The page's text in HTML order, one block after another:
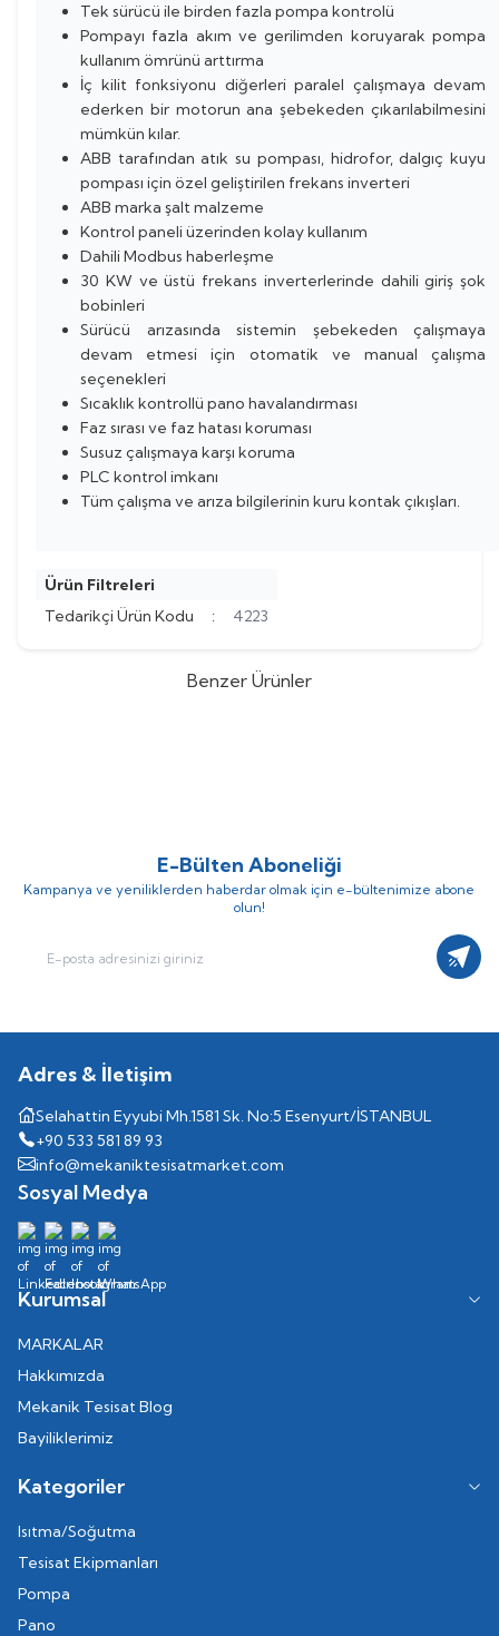
Tek sürücü ile birden fazla pompa kontrolü
Pompayı fazla akım ve gerilimden koruyarak pompa
kullanım ömrünü arttırma
İç kilit fonksiyonu diğerleri paralel çalışmaya devam
ederken bir motorun ana şebekeden çıkarılabilmesini
mümkün kılar.
ABB tarafından atık su pompası, hidrofor, dalgıç kuyu
pompası için özel geliştirilen frekans inverteri
ABB marka şalt malzeme
Kontrol paneli üzerinden kolay kullanım
Dahili Modbus haberleşme
30 KW ve üstü frekans inverterlerinde dahili giriş şok
bobinleri
Sürücü arızasında sistemin şebekeden çalışmaya
devam etmesi için otomatik ve manual çalışma
seçenekleri
Sıcaklık kontrollü pano havalandırması
Faz sırası ve faz hatası koruması
Susuz çalışmaya karşı koruma
PLC kontrol imkanı
Tüm çalışma ve arıza bilgilerinin kuru kontak çıkışları.
Ürün Filtreleri
Tedarikçi Ürün Kodu
: 4223
Benzer Ürünler
E-Bülten Aboneliği
Kampanya ve yeniliklerden haberdar olmak için e-bültenimize abone
olun!
Adres & İletişim
Selahattin Eyyubi Mh.1581 Sk. No:5 Esenyurt/İSTANBUL
+90 533 581 89 93
info@mekaniktesisatmarket.com
Sosyal Medya
Kurumsal
MARKALAR
Hakkımızda
Mekanik Tesisat Blog
Bayiliklerimiz
Kategoriler
Isıtma/Soğutma
Tesisat Ekipmanları
Pompa
Pano